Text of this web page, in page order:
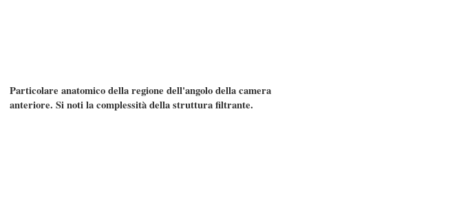
Particolare anatomico della regione dell'angolo della camera
anteriore. Si noti la complessità della struttura filtrante.